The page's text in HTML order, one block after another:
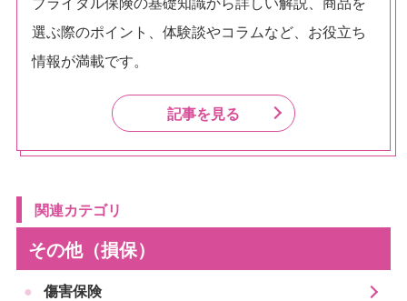
選ぶ際のポイント、体験談やコラムなど、お役立ち
情報が満載です。
記事を見る
関連カテゴリ
その他（損保）
傷害保険